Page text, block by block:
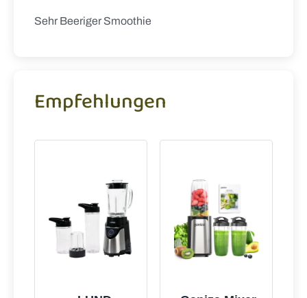
Sehr Beeriger Smoothie
Empfehlungen